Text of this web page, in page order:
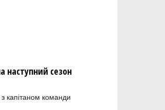
наступний сезон
капітаном команди